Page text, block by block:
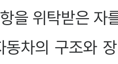
을 위탁받은 자
차의 구조와